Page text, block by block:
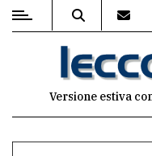
MENUVersione estiva